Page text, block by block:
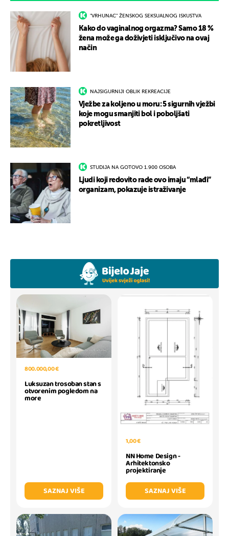
"VRHUNAC" ŽENSKOG SEKSUALNOG ISKUSTVA
Kako do vaginalnog orgazma? Samo 18 %
žena može ga doživjeti isključivo na ovaj
način
NAJSIGURNIJI OBLIK REKREACIJE
Vježbe za koljeno u moru: 5 sigurnih vježbi
koje mogu smanjiti bol i poboljšati
pokretljivost
STUDIJA NA GOTOVO 1.900 OSOBA
Ljudi koji redovito rade ovo imaju “mlađi”
organizam, pokazuje istraživanje
800.000,00 €
Luksuzan trosoban stan s
otvorenim pogledom na
more
SAZNAJ VIŠE
1,00 €
NN Home Design -
Arhitektonsko
projektiranje
SAZNAJ VIŠE